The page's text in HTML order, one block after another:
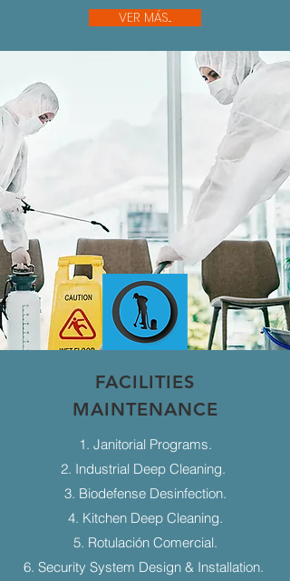
VER MÁS...
FACILITIES
MAINTENANCE
1. Janitorial Programs.
2. Industrial Deep Cleaning.
3. Biodefense Desinfection.
4. Kitchen Deep Cleaning.
5. Rotulación Comercial.
6. Security System Design & Installation.